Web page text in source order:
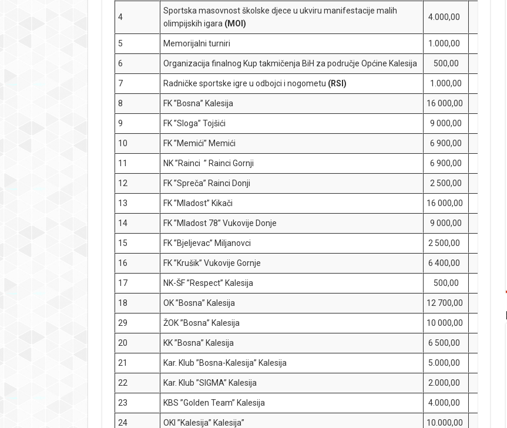
4
Sportska masovnost školske djece u ukviru manifestacije malih
olimpijskih igara (MOI)
4.000,00
5 Memorijalni turniri 1.000,00
6 Organizacija finalnog Kup takmičenja BiH za područje Općine Kalesija 500,00
7 Radničke sportske igre u odbojci i nogometu (RSI) 1.000,00
8 FK ”Bosna” Kalesija 16 000,00
9 FK ”Sloga” Tojšići 9 000,00
10 FK ”Memići” Memići 6 900,00
11 NK ”Rainci ” Rainci Gornji 6 900,00
12 FK ”Spreča” Rainci Donji 2 500,00
13 FK ”Mladost” Kikači 16 000,00
14 FK ”Mladost 78” Vukovije Donje 9 000,00
15 FK ”Bjeljevac” Miljanovci 2 500,00
16 FK ”Krušik” Vukovije Gornje 6 400,00
17 NK-ŠF ”Respect” Kalesija 500,00
18 OK ”Bosna” Kalesija 12 700,00
29 ŽOK ”Bosna” Kalesija 10 000,00
20 KK ”Bosna” Kalesija 6 500,00
21 Kar. Klub ”Bosna-Kalesija” Kalesija 5.000,00
22 Kar. Klub ”SIGMA” Kalesija 2.000,00
23 KBS ”Golden Team” Kalesija 4.000,00
24 OKI ”Kalesija” Kalesija” 10.000,00